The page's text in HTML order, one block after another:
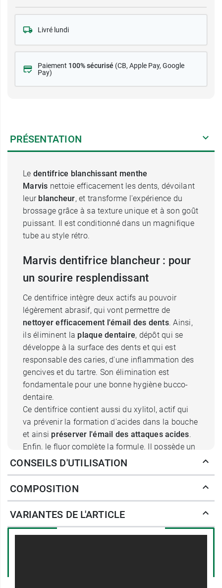
Livré lundi
Paiement 100% sécurisé (CB, Apple Pay, Google
Pay)
PRÉSENTATION
Le dentifrice blanchissant menthe
Marvis nettoie efficacement les dents, dévoilant
leur blancheur, et transforme l'expérience du
brossage grâce à sa texture unique et à son goût
puissant. Il est conditionné dans un magnifique
tube au style rétro.
Marvis dentifrice blancheur : pour
un sourire resplendissant
Ce dentifrice intègre deux actifs au pouvoir
légèrement abrasif, qui vont permettre de
nettoyer efficacement l'émail des dents. Ainsi,
ils éliminent la plaque dentaire, dépôt qui se
développe à la surface des dents et qui est
responsable des caries, d'une inflammation des
gencives et du tartre. Son élimination est
fondamentale pour une bonne hygiène bucco-
dentaire.
Ce dentifrice contient aussi du xylitol, actif qui
va prévenir la formation d'acides dans la bouche
et ainsi préserver l'émail des attaques acides.
Enfin, le fluor complète la formule. Il possède un
effet reminéralisant sur l'émail.
Ainsi nettoyées, les dents sont préservées et leur
blancheur naturelle révélée.
Le dentifrice blanchissant menthe
Marvis : pour une expérience
CONSEILS D'UTILISATION
COMPOSITION
VARIANTES DE L'ARTICLE